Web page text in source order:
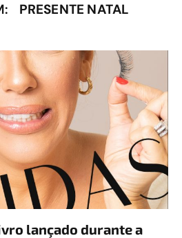
PRESENTE NATAL
lançado durante a